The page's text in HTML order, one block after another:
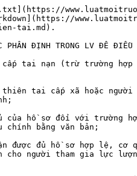
tai.md).
ĐỊNH TRONG LV ĐÊ ĐIỀU
tai nạn (trừ trường hợp
tai cấp xã hoặc
của hồ sơ đối với
chính bằng văn bản;
đủ hồ sơ hợp lệ, cơ
cho người tham gia lực